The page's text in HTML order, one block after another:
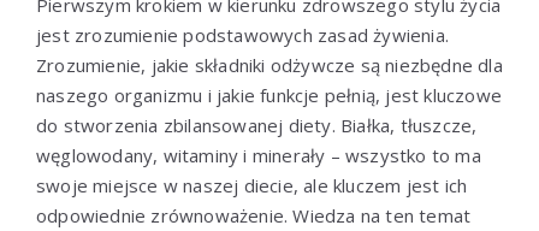
jest zrozumienie podstawowych zasad żywienia.
Zrozumienie, jakie składniki odżywcze są niezbędne dla
naszego organizmu i jakie funkcje pełnią, jest kluczowe
do stworzenia zbilansowanej diety. Białka, tłuszcze,
węglowodany, witaminy i minerały – wszystko to ma
swoje miejsce w naszej diecie, ale kluczem jest ich
odpowiednie zrównoważenie. Wiedza na ten temat